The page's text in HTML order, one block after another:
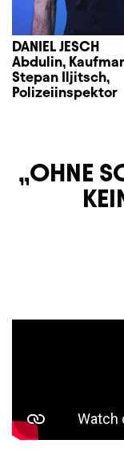
DANIEL JESCH
Abdulin,
Stepan Iljitsch,
Polizeiinspektor
OHNE